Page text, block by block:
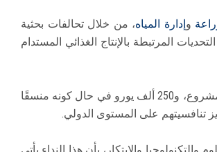
وإدارة المياه، من خلال تحالفات بحثية
المرتبطة بالإنتاج الغذائي المستدام
ويصل حجم الدعم إلى 200 ألف يورو للباحث المصري المشارك في المشروع، و250 ألف يورو في حال كونه منسقًا
تنافسيتهم على المستوى الدولي.
والابتكار، بأن هذا النداء يأتي